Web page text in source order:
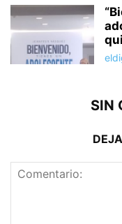
SIN